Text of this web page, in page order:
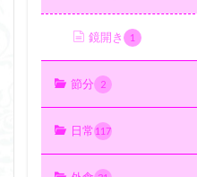
鏡開き 1
節分 2
日常117